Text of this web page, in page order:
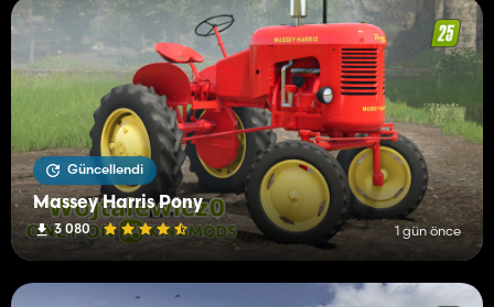
Güncellendi
Massey Harris Pony
3 080 1 gün önce